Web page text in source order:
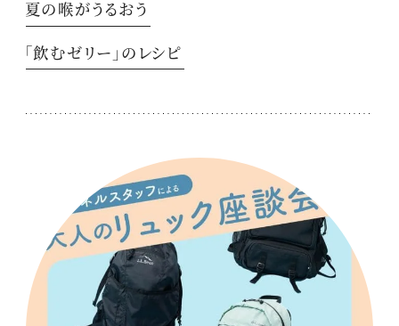
夏の喉がうるおう
「飲むゼリー」のレシピ